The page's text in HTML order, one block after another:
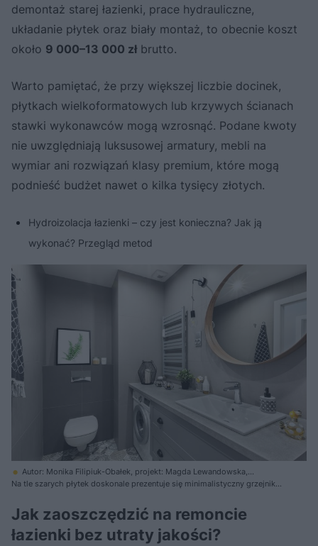
demontaż starej łazienki, prace hydrauliczne,
układanie płytek oraz biały montaż, to obecnie koszt
około 9 000–13 000 zł brutto.
Warto pamiętać, że przy większej liczbie docinek,
płytkach wielkoformatowych lub krzywych ścianach
stawki wykonawców mogą wzrosnąć. Podane kwoty
nie uwzględniają luksusowej armatury, mebli na
wymiar ani rozwiązań klasy premium, które mogą
podnieść budżet nawet o kilka tysięcy złotych.
Hydroizolacja łazienki – czy jest konieczna? Jak ją
wykonać? Przegląd metod
Autor: Monika Filipiuk-Obałek, projekt: Magda Lewandowska,
Katarzyna Mizera-Sroka/Yumi Design
Na tle szarych płytek doskonale prezentuje się minimalistyczny grzejnik
praktyczny wieszak i suszarka na ręczniki
Jak zaoszczędzić na remoncie
łazienki bez utraty jakości?